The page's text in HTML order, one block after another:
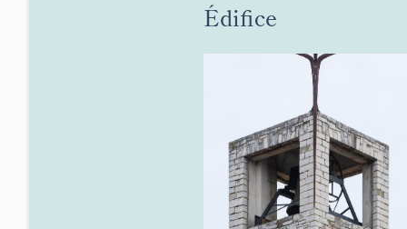
Édifice